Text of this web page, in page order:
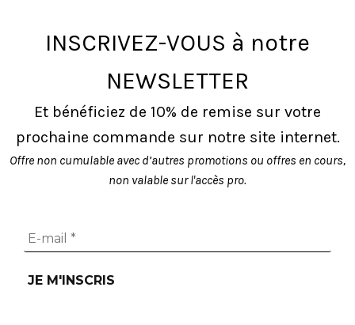
être
sur
page
du
produit
INSCRIVEZ-VOUS à notre
NEWSLETTER
Et bénéficiez de 10% de remise sur votre
prochaine commande sur notre site internet.
Offre non cumulable avec d’autres promotions ou offres en cours,
non valable sur l'accès pro.